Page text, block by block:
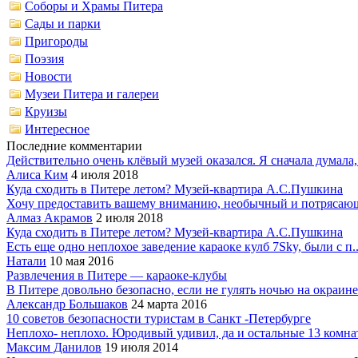
Соборы и Храмы Питера
Сады и парки
Пригороды
Поэзия
Новости
Музеи Питера и галереи
Круизы
Интересное
Последние комментарии
Действительно очень клёвый музей оказался. Я сначала
Алиса Ким 4 июля 2018
Куда сходить в Питере летом? Музей-квартира А.С.Пушкина
Хочу предоставить вашему вниманию, необычный и
Алмаз Акрамов 2 июля 2018
Куда сходить в Питере летом? Музей-квартира А.С.Пушкина
Есть еще одно неплохое заведение караоке кулб 7Sky, были с
Натали 10 мая 2016
Развлечения в Питере — караоке-клубы
В Питере довольно безопасно, если не гулять ночью на
Александр Большаков 24 марта 2016
10 советов безопасности туристам в Санкт -Петербурге
Неплохо- неплохо. Юродивый удивил, да и остальные 13
Максим Данилов 19 июля 2014